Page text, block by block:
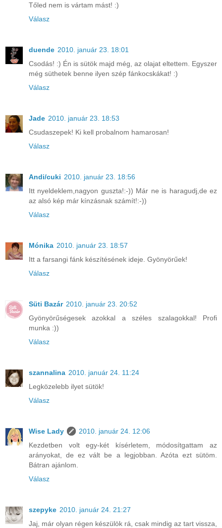
Tőled nem is vártam mást! :)
Válasz
duende 2010. január 23. 18:01
Csodás! :) Én is sütök majd még, az olajat eltettem. Egyszer
még süthetek benne ilyen szép fánkocskákat! :)
Válasz
Jade 2010. január 23. 18:53
Csudaszepek! Ki kell probalnom hamarosan!
Válasz
Andi/cuki 2010. január 23. 18:56
Itt nyeldeklem,nagyon guszta!:-)) Már ne is haragudj,de ez
az alsó kép már kínzásnak számít!:-))
Válasz
Mónika 2010. január 23. 18:57
Itt a farsangi fánk készítésének ideje. Gyönyörűek!
Válasz
Süti Bazár 2010. január 23. 20:52
Gyönyörűségesek azokkal a széles szalagokkal! Profi
munka :))
Válasz
szannalina 2010. január 24. 11:24
Legközelebb ilyet sütök!
Válasz
Wise Lady
2010. január 24. 12:06
Kezdetben volt egy-két kísérletem, módosítgattam az
arányokat, de ez vált be a legjobban. Azóta ezt sütöm.
Bátran ajánlom.
Válasz
szepyke 2010. január 24. 21:27
Jaj, már olyan régen készülök rá, csak mindig az tart vissza,